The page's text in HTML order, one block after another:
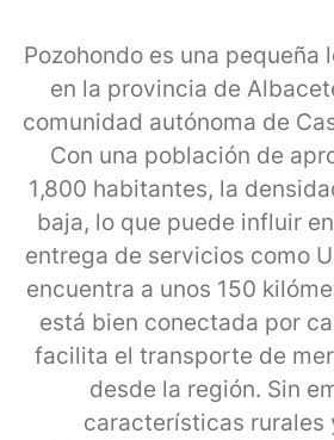
Pozohondo es una pequeña
en la provincia de
comunidad autónoma de
Con una población de
1,800 habitantes, la
baja, lo que puede influir
entrega de servicios como
encuentra a unos 150
está bien conectada por
facilita el transporte de
desde la región. Sin
características rurales